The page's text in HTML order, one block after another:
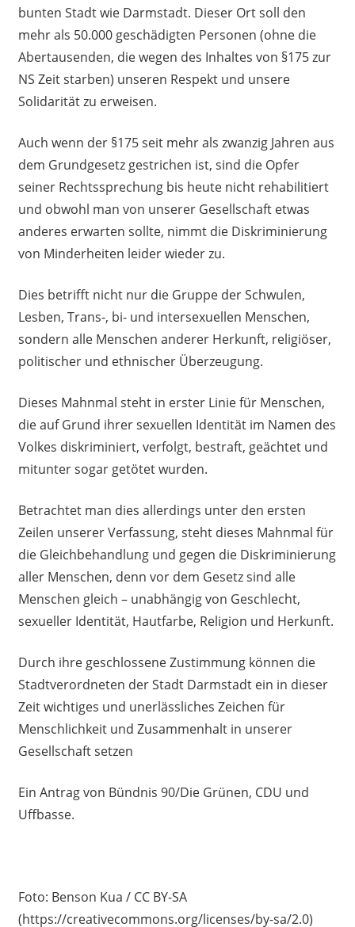
bunten Stadt wie Darmstadt. Dieser Ort soll den
mehr als 50.000 geschädigten Personen (ohne die
Abertausenden, die wegen des Inhaltes von §175 zur
NS Zeit starben) unseren Respekt und unsere
Solidarität zu erweisen.
Auch wenn der §175 seit mehr als zwanzig Jahren aus
dem Grundgesetz gestrichen ist, sind die Opfer
seiner Rechtssprechung bis heute nicht rehabilitiert
und obwohl man von unserer Gesellschaft etwas
anderes erwarten sollte, nimmt die Diskriminierung
von Minderheiten leider wieder zu.
Dies betrifft nicht nur die Gruppe der Schwulen,
Lesben, Trans-, bi- und intersexuellen Menschen,
sondern alle Menschen anderer Herkunft, religiöser,
politischer und ethnischer Überzeugung.
Dieses Mahnmal steht in erster Linie für Menschen,
die auf Grund ihrer sexuellen Identität im Namen des
Volkes diskriminiert, verfolgt, bestraft, geächtet und
mitunter sogar getötet wurden.
Betrachtet man dies allerdings unter den ersten
Zeilen unserer Verfassung, steht dieses Mahnmal für
die Gleichbehandlung und gegen die Diskriminierung
aller Menschen, denn vor dem Gesetz sind alle
Menschen gleich – unabhängig von Geschlecht,
sexueller Identität, Hautfarbe, Religion und Herkunft.
Durch ihre geschlossene Zustimmung können die
Stadtverordneten der Stadt Darmstadt ein in dieser
Zeit wichtiges und unerlässliches Zeichen für
Menschlichkeit und Zusammenhalt in unserer
Gesellschaft setzen
Ein Antrag von Bündnis 90/Die Grünen, CDU und
Uffbasse.
Foto: Benson Kua / CC BY-SA
(https://creativecommons.org/licenses/by-sa/2.0)